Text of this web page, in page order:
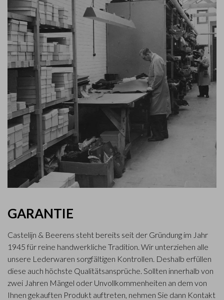
GARANTIE
Castelijn & Beerens steht bereits seit der Gründung im Jahr
1945 für reine handwerkliche Tradition. Wir unterziehen alle
unsere Lederwaren sorgfältigen Kontrollen. Deshalb erfüllen
diese auch höchste Qualitätsansprüche. Sollten innerhalb von
zwei Jahren Mängel oder Unvollkommenheiten an dem von
Ihnen gekauften Produkt auftreten, nehmen Sie dann Kontakt